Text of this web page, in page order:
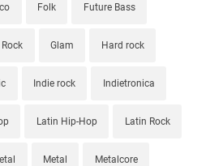
Folk Future Bass
Glam Hard rock
Indie rock Indietronica
Latin Hip-Hop Latin Rock
Metal Metalcore